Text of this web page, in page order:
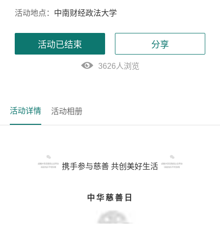
活动地点： 中南财经政法大学
活动已结束 分享
3626人浏览
活动详情 活动相册
携手参与慈善 共创美好生活
中华慈善日